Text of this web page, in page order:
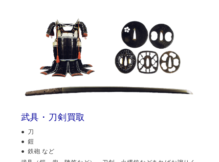
武具・刀剣買取
刀
鎧
鉄砲 など